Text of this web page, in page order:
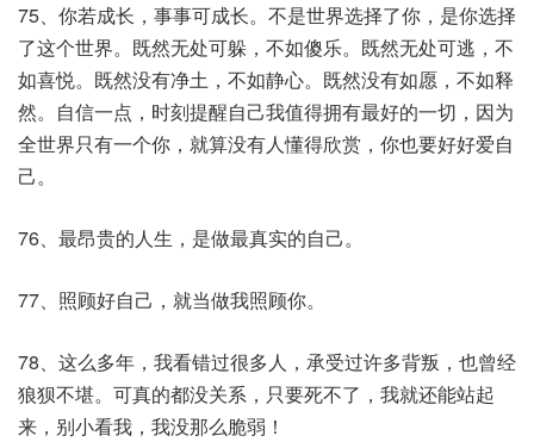
75、你若成长，事事可成长。不是世界选择了你，是你选择
了这个世界。既然无处可躲，不如傻乐。既然无处可逃，不
如喜悦。既然没有净土，不如静心。既然没有如愿，不如释
然。自信一点，时刻提醒自己我值得拥有最好的一切，因为
全世界只有一个你，就算没有人懂得欣赏，你也要好好爱自
己。
76、最昂贵的人生，是做最真实的自己。
77、照顾好自己，就当做我照顾你。
78、这么多年，我看错过很多人，承受过许多背叛，也曾经
狼狈不堪。可真的都没关系，只要死不了，我就还能站起
来，别小看我，我没那么脆弱！